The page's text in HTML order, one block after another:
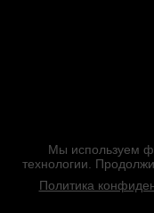
Мы используем
технологии.
Политика